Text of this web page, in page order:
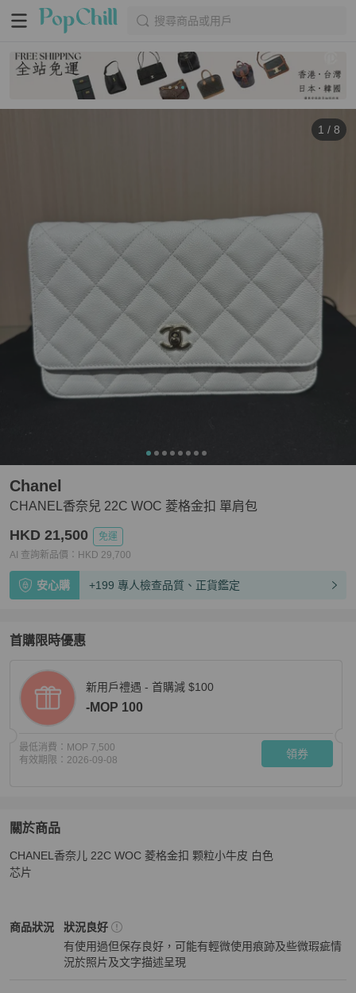
搜尋商品或用戶
1 / 8
CHANEL香奈兒 22C WOC 菱格金扣 單肩包
Chanel
HKD 21,500
免運
AI 查詢新品價： HKD 29,700
安心購 +199 專人檢查品質、正貨鑑定
首購限時優惠
新用戶禮遇 - 首購減 $100
-MOP 100
最低消費： MOP 7,500
有效期限： 2026-09-08 領券
關於商品
關於CHANEL香奈兒 22C WOC 菱格金扣 單肩包
CHANEL香奈儿 22C WOC 菱格金扣 颗粒小牛皮 白色
芯片
商品狀況
Chanel女包商品狀態與細節
狀況良好
有使用過但保存良好，可能有輕微使用痕跡及些微瑕疵情
況於照片及文字描述呈現